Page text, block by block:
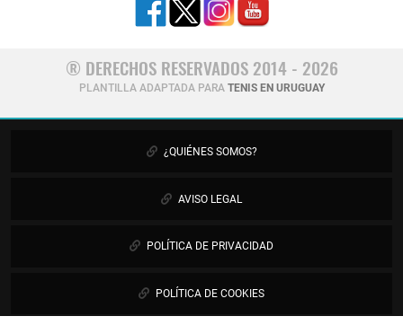
® DERECHOS RESERVADOS 2014 - 2026
PLANTILLA ADAPTADA PARA TENIS EN URUGUAY
¿QUIÉNES SOMOS?
AVISO LEGAL
POLÍTICA DE PRIVACIDAD
POLÍTICA DE COOKIES